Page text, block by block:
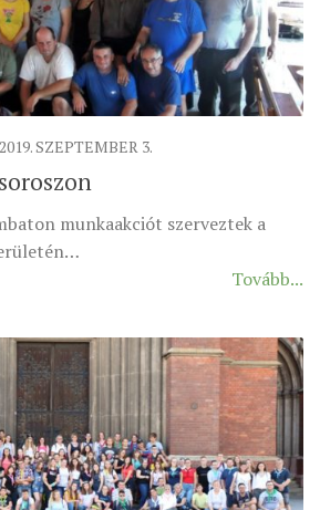
2019. SZEPTEMBER 3.
munkaakciót szerveztek a
Tovább...